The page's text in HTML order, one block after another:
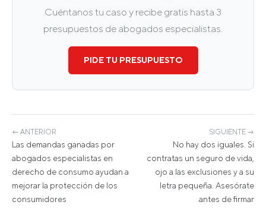
Cuéntanos tu caso y recibe gratis hasta 3
presupuestos de abogados especialistas.
PIDE TU PRESUPUESTO
← ANTERIOR
Las demandas ganadas por
abogados especialistas en
derecho de consumo ayudan a
mejorar la protección de los
consumidores
SIGUIENTE →
No hay dos iguales. Si
contratas un seguro de vida,
ojo a las exclusiones y a su
letra pequeña. Asesórate
antes de firmar